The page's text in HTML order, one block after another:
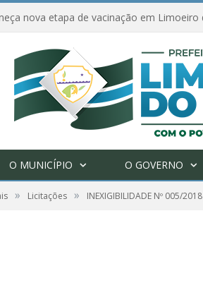
O MUNICÍPIO O GOVERNO
» Licitações » INEXIGIBILIDADE Nº 005/2018